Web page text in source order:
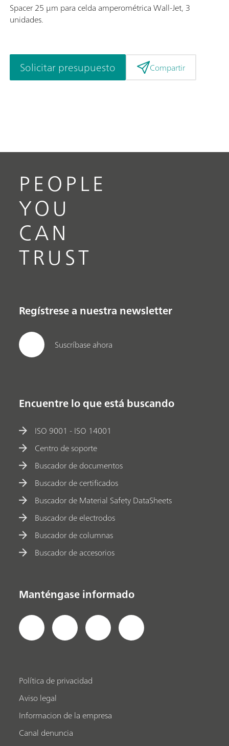
Spacer 25 µm para celda amperométrica Wall-Jet, 3
unidades.
Solicitar presupuesto Compartir
PEOPLE
YOU
CAN
TRUST
Regístrese a nuestra newsletter
Suscríbase ahora
Encuentre lo que está buscando
ISO 9001 - ISO 14001
Centro de soporte
Buscador de documentos
Buscador de certificados
Buscador de Material Safety DataSheets
Buscador de electrodos
Buscador de columnas
Buscador de accesorios
Manténgase informado
Política de privacidad
Aviso legal
Informacion de la empresa
Canal denuncia